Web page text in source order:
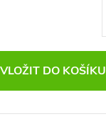
VLOŽIT DO KOŠÍKU